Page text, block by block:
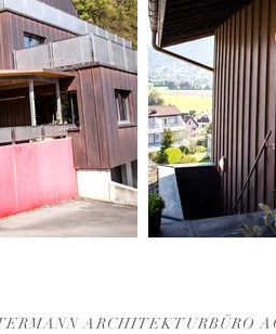
ARCHITEKTURBÜRO